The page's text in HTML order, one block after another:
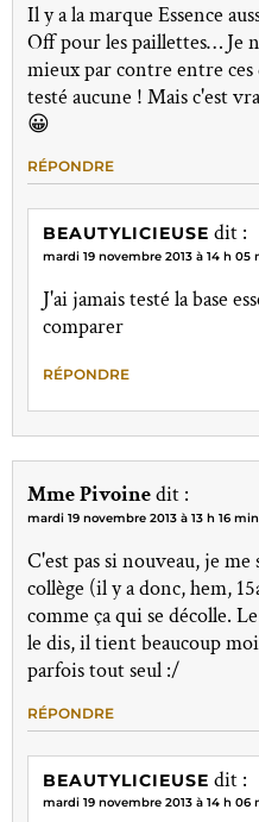
Il y a la marque Essence
Off pour les paillettes… Je
mieux par contre entre
testé aucune ! Mais c'est
😀
RÉPONDRE
BEAUTYLICIEUSE dit :
mardi 19 novembre 2013 à 14 h 05
J'ai jamais testé la base
comparer
RÉPONDRE
Mme Pivoinedit :
mardi 19 novembre 2013 à 13 h 16 min
C'est pas si nouveau, je
collège (il y a donc, hem,
comme ça qui se décolle.
le dis, il tient beaucoup
parfois tout seul :/
RÉPONDRE
BEAUTYLICIEUSE dit :
mardi 19 novembre 2013 à 14 h 06